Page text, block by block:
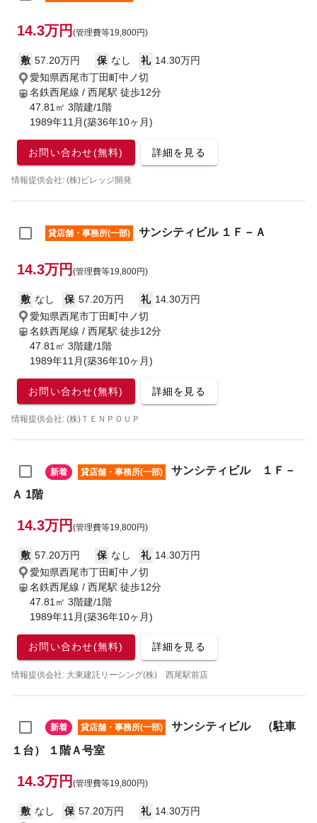
14.3万円 (管理費等19,800円)
敷 57.20万円 保 なし 礼 14.30万円
愛知県西尾市丁田町中ノ切
名鉄西尾線 / 西尾駅 徒歩12分
47.81㎡ 3階建/1階
1989年11月(築36年10ヶ月)
お問い合わせ(無料) 詳細を見る
情報提供会社: (株)ビレッジ開発
貸店舗・事務所(一部) サンシティビル １Ｆ－Ａ
14.3万円 (管理費等19,800円)
敷 なし 保 57.20万円 礼 14.30万円
愛知県西尾市丁田町中ノ切
名鉄西尾線 / 西尾駅 徒歩12分
47.81㎡ 3階建/1階
1989年11月(築36年10ヶ月)
お問い合わせ(無料) 詳細を見る
情報提供会社: (株)ＴＥＮＰＯＵＰ
新着 貸店舗・事務所(一部)
サンシティビル １Ｆ－
Ａ 1階
14.3万円 (管理費等19,800円)
敷 57.20万円 保 なし 礼 14.30万円
愛知県西尾市丁田町中ノ切
名鉄西尾線 / 西尾駅 徒歩12分
47.81㎡ 3階建/1階
1989年11月(築36年10ヶ月)
お問い合わせ(無料) 詳細を見る
情報提供会社: 大東建託リーシング(株) 西尾駅前店
新着 貸店舗・事務所(一部)
サンシティビル （駐車
１台） １階Ａ号室
14.3万円 (管理費等19,800円)
敷 なし 保 57.20万円 礼 14.30万円